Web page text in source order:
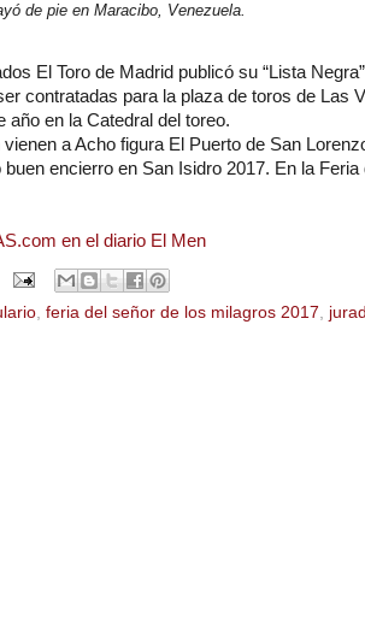
de pie en Maracibo, Venezuela.
El Toro de Madrid publicó su “Lista
contratadas para la plaza de toros de Las
año en la Catedral del toreo.
a Acho figura El Puerto de San
encierro en San Isidro 2017. En la Feria
en el diario El Men
, feria del señor de los milagros 2017,